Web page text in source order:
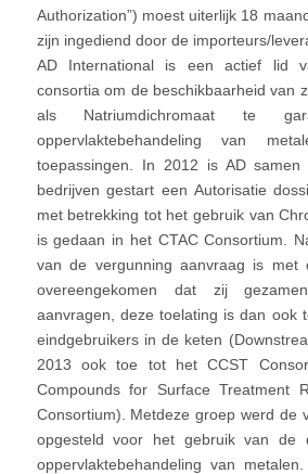
Authorization”) moest uiterlijk 18
zijn ingediend door de importeurs/
AD International is een actief lid
consortia om de beschikbaarheid van
als Natriumdichromaat te
oppervlaktebehandeling van
toepassingen. In 2012 is AD
bedrijven gestart een Autorisatie
met betrekking tot het gebruik van
is gedaan in het CTAC Consortium.
van de vergunning aanvraag is met
overeengekomen dat zij
aanvragen, deze toelating is dan ook
eindgebruikers in de keten
2013 ook toe tot het CCST
Compounds for Surface Treatment
Consortium). Metdeze groep werd de
opgesteld voor het gebruik van de
oppervlaktebehandeling van